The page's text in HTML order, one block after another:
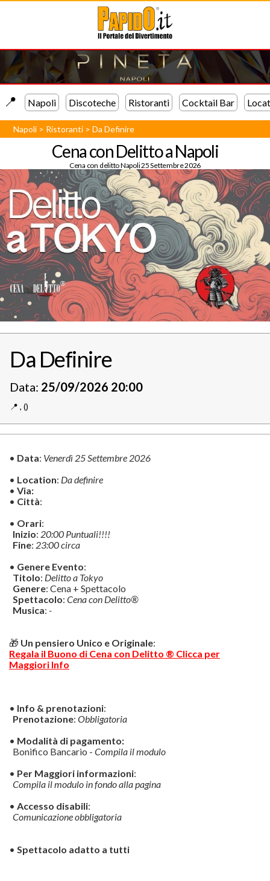
📍️ Napoli Discoteche Ristoranti Cocktail Bar
Napoli > Ristoranti >Da Definire
Cena con Delitto a Napoli
Cena con delitto Napoli 25 Settembre 2026
Da Definire
Data: 25/09/2026 20:00
📍️ , ()
• Data: Venerdì 25 Settembre 2026
• Location: Da definire
• Via:
• Città:
• Orari:
Inizio: 20:00 Puntuali!!!!
Fine: 23:00 circa
• Genere Evento:
Titolo: Delitto a Tokyo
Genere: Cena + Spettacolo
Spettacolo: Cena con Delitto®
Musica: -
🎁 Un pensiero Unico e Originale:
Regala il Buono di Cena con Delitto ® Clicca per
Maggiori Info
• Info & prenotazioni:
Prenotazione: Obbligatoria
• Modalità di pagamento:
Bonifico Bancario - Compila il modulo
• Per Maggiori informazioni:
Compila il modulo in fondo alla pagina
• Accesso disabili:
Comunicazione obbligatoria
• Spettacolo adatto a tutti